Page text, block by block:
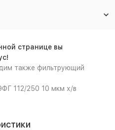
странице вы
также фильтрующий
112/250 10 мкм х/в